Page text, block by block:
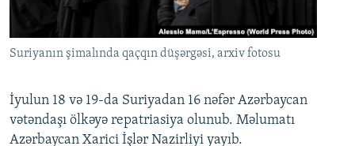
Suriyanın şimalında qaçqın düşərgəsi, arxiv fotosu
İyulun 18 və 19-da Suriyadan 16 nəfər Azərbaycan
vətəndaşı ölkəyə repatriasiya olunub. Məlumatı
Azərbaycan Xarici İşlər Nazirliyi yayıb.